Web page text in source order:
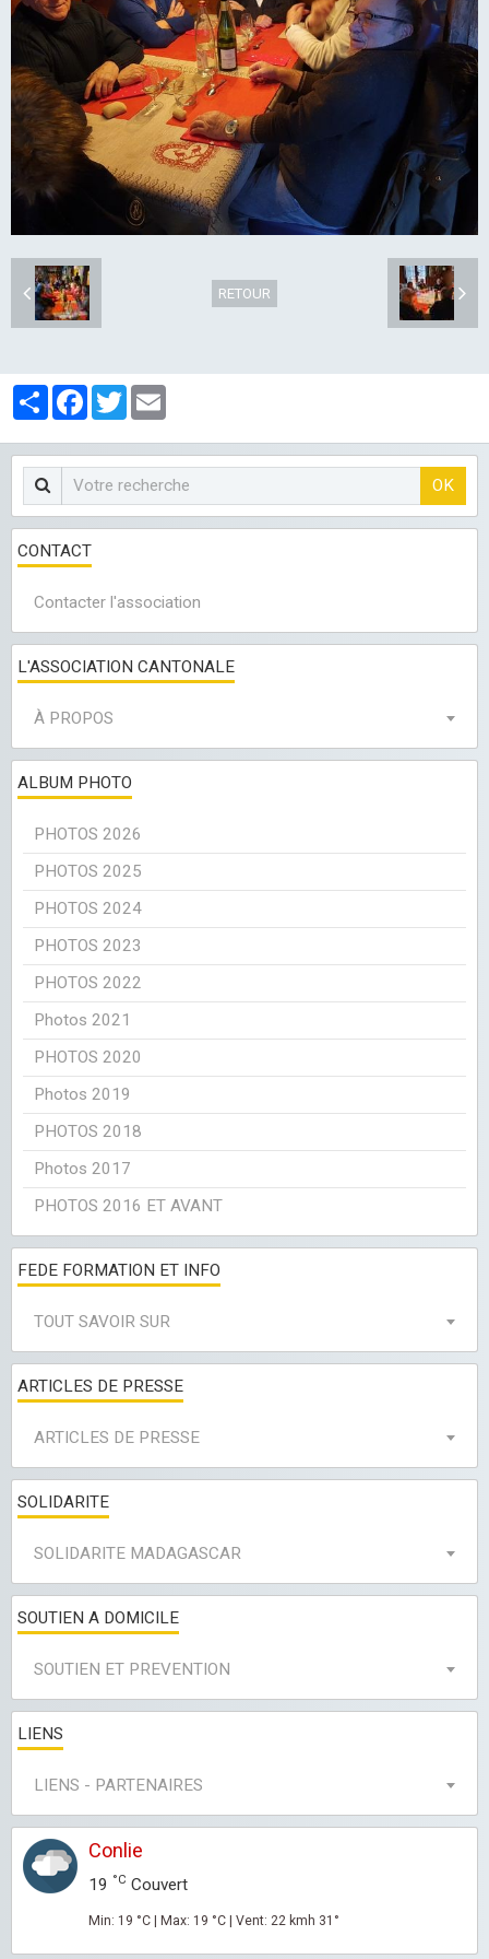
LES CLUBS
RETOUR
PartagerFacebook
Twitter
OK
CONTACT
Contacter l'association
L'ASSOCIATION CANTONALE
À PROPOS
ALBUM PHOTO
PHOTOS 2026
PHOTOS 2025
PHOTOS 2024
PHOTOS 2023
PHOTOS 2022
Photos 2021
PHOTOS 2020
Photos 2019
PHOTOS 2018
Photos 2017
PHOTOS 2016 ET AVANT
FEDE FORMATION ET INFO
TOUT SAVOIR SUR
ARTICLES DE PRESSE
ARTICLES DE PRESSE
SOLIDARITE
SOLIDARITE MADAGASCAR
SOUTIEN A DOMICILE
SOUTIEN ET PREVENTION
LIENS
LIENS - PARTENAIRES
Conlie
19 °C Couvert
Min: 19 °C | Max: 19 °C | Vent: 22 kmh 31°